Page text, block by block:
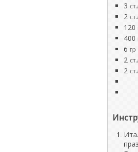
3
2
120
400
6 гр
2
2